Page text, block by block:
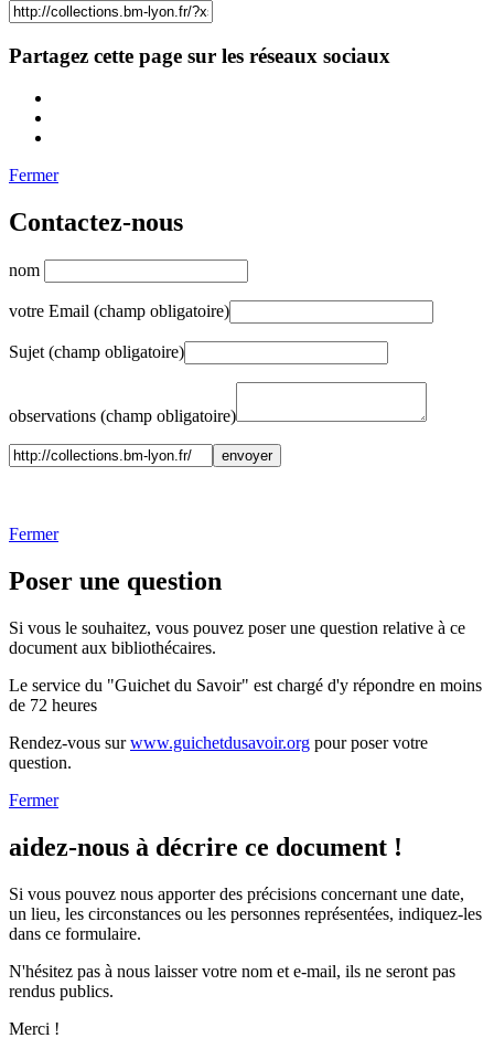
Partagez cette page sur les réseaux sociaux
Fermer
Contactez-nous
nom
votre Email (champ obligatoire)
Sujet (champ obligatoire)
observations (champ obligatoire)
Fermer
Poser une question
Si vous le souhaitez, vous pouvez poser une question relative à ce
document aux bibliothécaires.
Le service du "Guichet du Savoir" est chargé d'y répondre en moins
de 72 heures
Rendez-vous surwww.guichetdusavoir.org pour poser votre
question.
Fermer
aidez-nous à décrire ce document !
Si vous pouvez nous apporter des précisions concernant une date,
un lieu, les circonstances ou les personnes représentées, indiquez-les
dans ce formulaire.
N'hésitez pas à nous laisser votre nom et e-mail, ils ne seront pas
rendus publics.
Merci !